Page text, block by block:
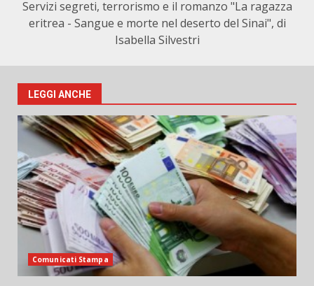
Servizi segreti, terrorismo e il romanzo "La ragazza
eritrea - Sangue e morte nel deserto del Sinai", di
Isabella Silvestri
LEGGI ANCHE
Comunicati Stampa